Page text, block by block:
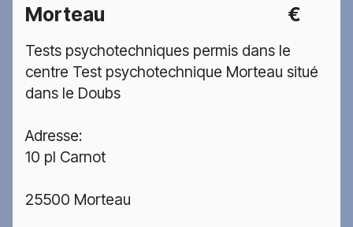
Morteau
€
Tests psychotechniques permis dans le
centre Test psychotechnique Morteau situé
dans le Doubs
Adresse:
10 pl Carnot
25500 Morteau